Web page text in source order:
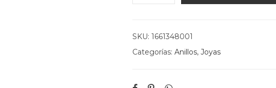
SKU: 1661348001
Categorías: Anillos, Joyas